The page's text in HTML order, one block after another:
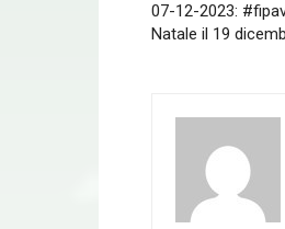
07-12-2023:
Natale il 19